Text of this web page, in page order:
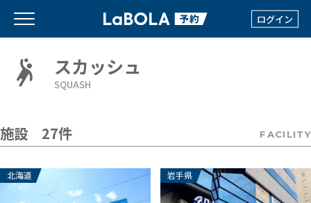
ログイン
スカッシュ
SQUASH
施設 27件 FACILITY
北海道 岩手県